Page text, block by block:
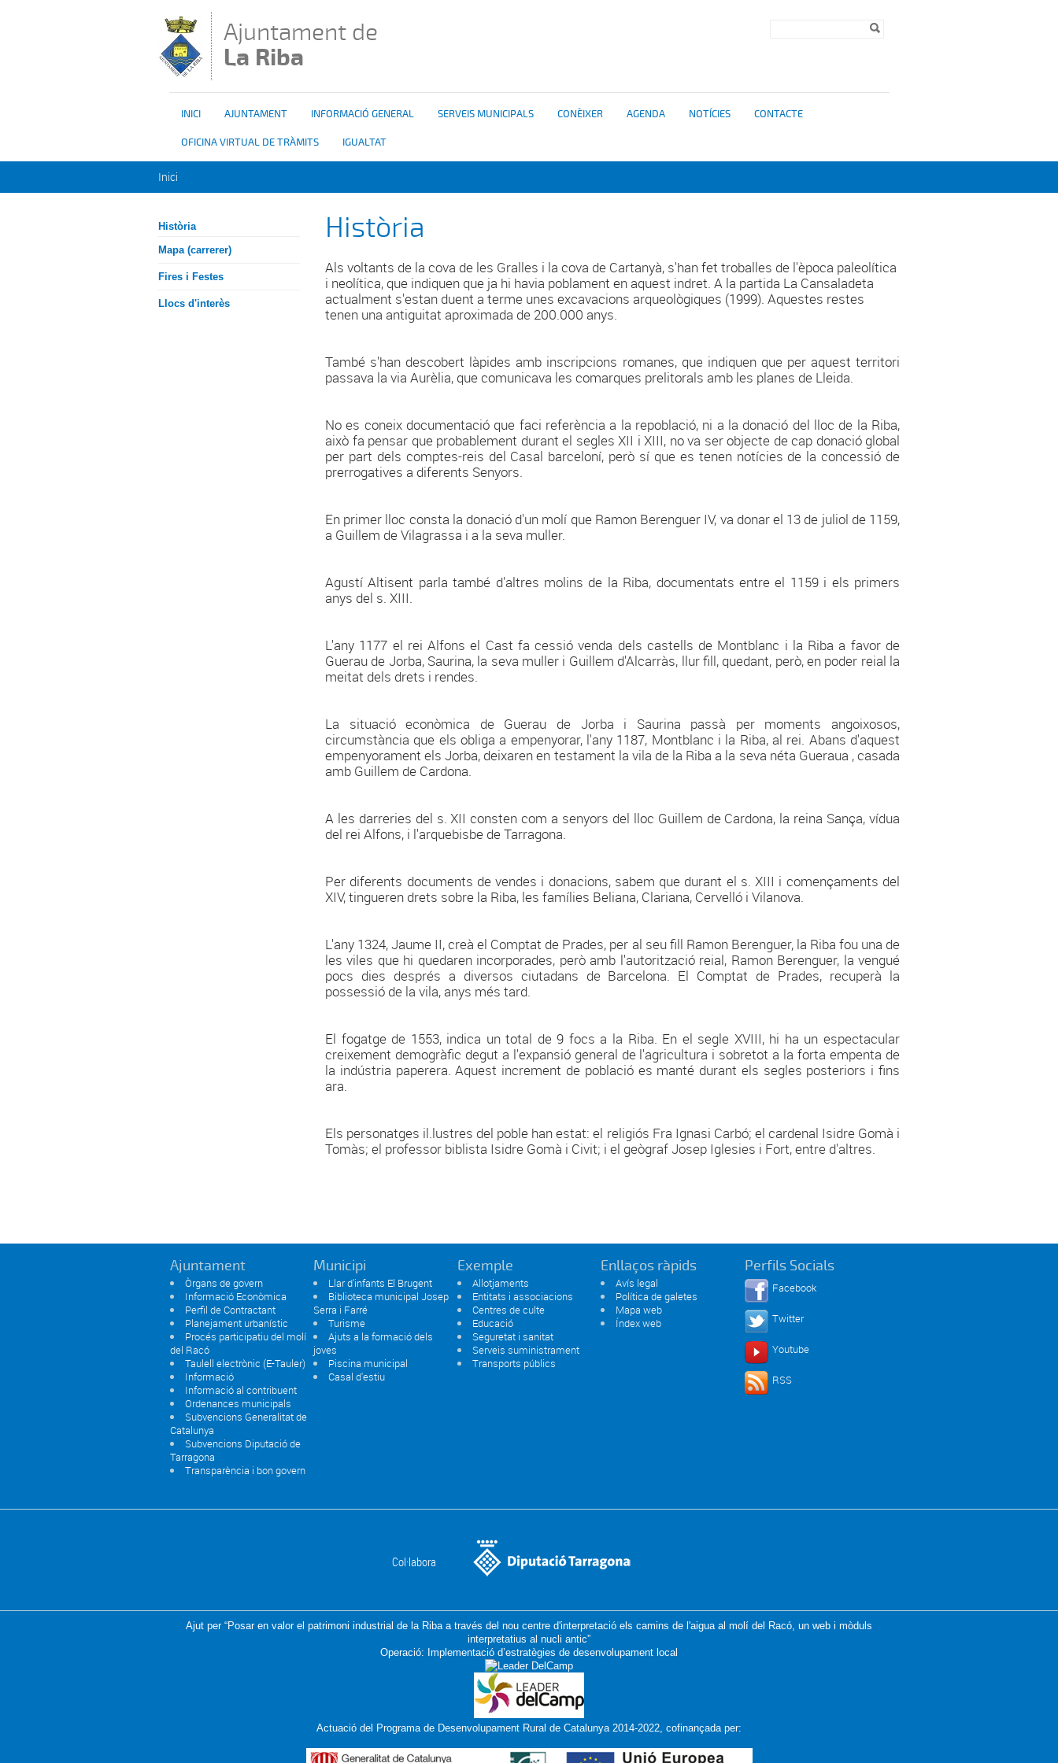
Ajuntament de
La Riba
INICI AJUNTAMENT INFORMACIÓ GENERAL SERVEIS MUNICIPALS CONÈIXER AGENDA NOTÍCIES CONTACTE
OFICINA VIRTUAL DE TRÀMITS IGUALTAT
Inici
Història
Mapa (carrerer)
Fires i Festes
Llocs d'interès
Història
Als voltants de la cova de les Gralles i la cova de Cartanyà, s'han fet troballes de l'època paleolítica
i neolítica, que indiquen que ja hi havia poblament en aquest indret. A la partida La Cansaladeta
actualment s'estan duent a terme unes excavacions arqueològiques (1999). Aquestes restes
tenen una antiguitat aproximada de 200.000 anys.
També s'han descobert làpides amb inscripcions romanes, que indiquen que per aquest territori
passava la via Aurèlia, que comunicava les comarques prelitorals amb les planes de Lleida.
No es coneix documentació que faci referència a la repoblació, ni a la donació del lloc de la Riba,
això fa pensar que probablement durant el segles XII i XIII, no va ser objecte de cap donació global
per part dels comptes-reis del Casal barceloní, però sí que es tenen notícies de la concessió de
prerrogatives a diferents Senyors.
En primer lloc consta la donació d'un molí que Ramon Berenguer IV, va donar el 13 de juliol de 1159,
a Guillem de Vilagrassa i a la seva muller.
Agustí Altisent parla també d'altres molins de la Riba, documentats entre el 1159 i els primers
anys del s. XIII.
L'any 1177 el rei Alfons el Cast fa cessió venda dels castells de Montblanc i la Riba a favor de
Guerau de Jorba, Saurina, la seva muller i Guillem d'Alcarràs, llur fill, quedant, però, en poder reial la
meitat dels drets i rendes.
La situació econòmica de Guerau de Jorba i Saurina passà per moments angoixosos,
circumstància que els obliga a empenyorar, l'any 1187, Montblanc i la Riba, al rei. Abans d'aquest
empenyorament els Jorba, deixaren en testament la vila de la Riba a la seva néta Gueraua , casada
amb Guillem de Cardona.
A les darreries del s. XII consten com a senyors del lloc Guillem de Cardona, la reina Sança, vídua
del rei Alfons, i l'arquebisbe de Tarragona.
Per diferents documents de vendes i donacions, sabem que durant el s. XIII i començaments del
XIV, tingueren drets sobre la Riba, les famílies Beliana, Clariana, Cervelló i Vilanova.
L'any 1324, Jaume II, creà el Comptat de Prades, per al seu fill Ramon Berenguer, la Riba fou una de
les viles que hi quedaren incorporades, però amb l'autorització reial, Ramon Berenguer, la vengué
pocs dies després a diversos ciutadans de Barcelona. El Comptat de Prades, recuperà la
possessió de la vila, anys més tard.
El fogatge de 1553, indica un total de 9 focs a la Riba. En el segle XVIII, hi ha un espectacular
creixement demogràfic degut a l'expansió general de l'agricultura i sobretot a la forta empenta de
la indústria paperera. Aquest increment de població es manté durant els segles posteriors i fins
ara.
Els personatges il.lustres del poble han estat: el religiós Fra Ignasi Carbó; el cardenal Isidre Gomà i
Tomàs; el professor biblista Isidre Gomà i Civit; i el geògraf Josep Iglesies i Fort, entre d'altres.
Ajuntament
Òrgans de govern
Informació Econòmica
Perfil de Contractant
Planejament urbanístic
Procés participatiu del molí
del Racó
Taulell electrònic (E-Tauler)
Informació
Informació al contribuent
Ordenances municipals
Subvencions Generalitat de
Catalunya
Subvencions Diputació de
Tarragona
Transparència i bon govern
Municipi
Llar d'infants El Brugent
Biblioteca municipal Josep
Serra i Farré
Turisme
Ajuts a la formació dels
joves
Piscina municipal
Casal d'estiu
Exemple
Allotjaments
Entitats i associacions
Centres de culte
Educació
Seguretat i sanitat
Serveis suministrament
Transports públics
Enllaços ràpids
Avís legal
Política de galetes
Mapa web
Índex web
Perfils Socials
Facebook
Twitter
Youtube
RSS
Col·labora
Ajut per “Posar en valor el patrimoni industrial de la Riba a través del nou centre d'interpretació els camins de l'aigua al molí del Racó, un web i mòduls
interpretatius al nucli antic”
Operació: Implementació d’estratègies de desenvolupament local
Actuació del Programa de Desenvolupament Rural de Catalunya 2014-2022, cofinançada per: